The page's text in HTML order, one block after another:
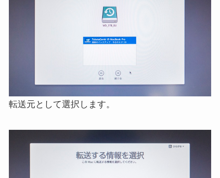
転送元として選択します。